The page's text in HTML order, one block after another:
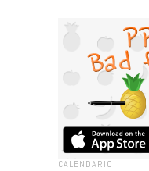
CALENDARIO